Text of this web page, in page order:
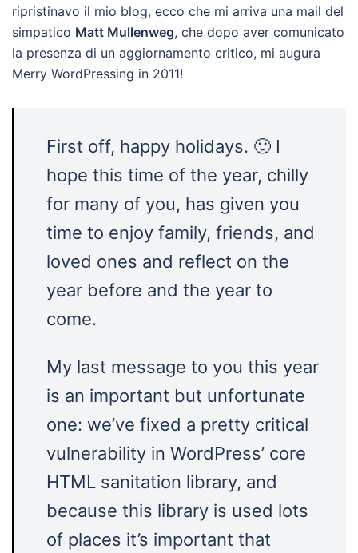
ripristinavo il mio blog, ecco che mi arriva una mail del
simpatico Matt Mullenweg, che dopo aver comunicato
la presenza di un aggiornamento critico, mi augura
Merry WordPressing in 2011!
First off, happy holidays. 🙂 I
hope this time of the year, chilly
for many of you, has given you
time to enjoy family, friends, and
loved ones and reflect on the
year before and the year to
come.
My last message to you this year
is an important but unfortunate
one: we’ve fixed a pretty critical
vulnerability in WordPress’ core
HTML sanitation library, and
because this library is used lots
of places it’s important that